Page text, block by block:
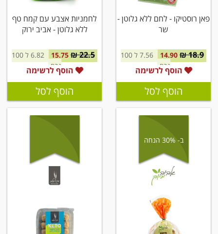
פאן רוסטיקו - לחם ללא גלוטן -
שר
18.9 ₪
14.90
7.56 ל 100
גרם
הוסף לרשימה
הוסף לסל
לחמניות אצבע עם קמח טף
ללא גלוטן - אביב ירוק
22.5 ₪
15.75
6.82 ל 100
גרם
הוסף לרשימה
הוסף לסל
ב- 30% הנחה